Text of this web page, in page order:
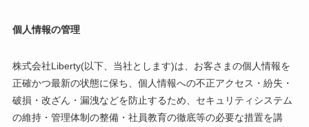
個人情報の管理
株式会社Liberty(以下、当社とします)は、お客さまの個人情報を
正確かつ最新の状態に保ち、個人情報への不正アクセス・紛失・
破損・改ざん・漏洩などを防止するため、セキュリティシステム
の維持・管理体制の整備・社員教育の徹底等の必要な措置を講